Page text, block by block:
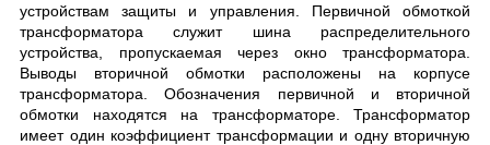
устройствам защиты и управления. Первичной обмоткой
трансформатора служит шина распределительного
устройства, пропускаемая через окно трансформатора.
Выводы вторичной обмотки расположены на корпусе
трансформатора. Обозначения первичной и вторичной
обмотки находятся на трансформаторе. Трансформатор
имеет один коэффициент трансформации и одну вторичную